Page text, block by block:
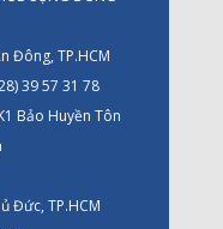
Đông, TP.HCM
39 57 31 78
Bảo Huyền Tôn
Đức, TP.HCM